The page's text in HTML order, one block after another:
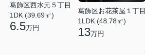
葛飾区西水元５丁目
1DK (39.69㎡)
6.5万円
葛飾区お花茶屋１丁目
1LDK (48.78㎡)
13万円